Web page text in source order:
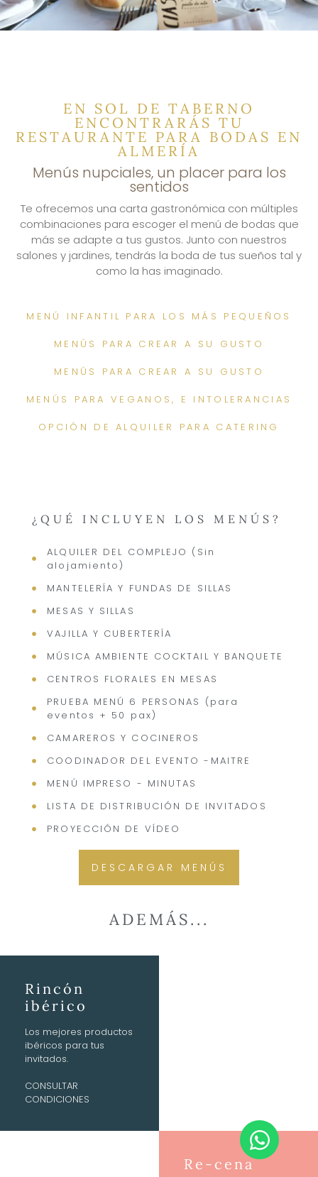
EN SOL DE TABERNO
ENCONTRARÁS TU
RESTAURANTE PARA BODAS EN
ALMERÍA
Menús nupciales, un placer para los
sentidos
Te ofrecemos una carta gastronómica con múltiples
combinaciones para escoger el menú de bodas que
más se adapte a tus gustos. Junto con nuestros
salones y jardines, tendrás la boda de tus sueños tal y
como la has imaginado.
MENÚ INFANTIL PARA LOS MÁS PEQUEÑOS
MENÚS PARA CREAR A SU GUSTO
MENÚS PARA CREAR A SU GUSTO
MENÚS PARA VEGANOS, E INTOLERANCIAS
OPCIÓN DE ALQUILER PARA CATERING
¿QUÉ INCLUYEN LOS MENÚS?
ALQUILER DEL COMPLEJO (Sin
alojamiento)
MANTELERÍA Y FUNDAS DE SILLAS
MESAS Y SILLAS
VAJILLA Y CUBERTERÍA
MÚSICA AMBIENTE COCKTAIL Y BANQUETE
CENTROS FLORALES EN MESAS
PRUEBA MENÚ 6 PERSONAS (para
eventos + 50 pax)
CAMAREROS Y COCINEROS
COODINADOR DEL EVENTO -MAITRE
MENÚ IMPRESO - MINUTAS
LISTA DE DISTRIBUCIÓN DE INVITADOS
PROYECCIÓN DE VÍDEO
DESCARGAR MENÚS
ADEMÁS...
Rincón
ibérico
Los mejores productos
ibéricos para tus
invitados.
CONSULTAR
CONDICIONES
Re-cena